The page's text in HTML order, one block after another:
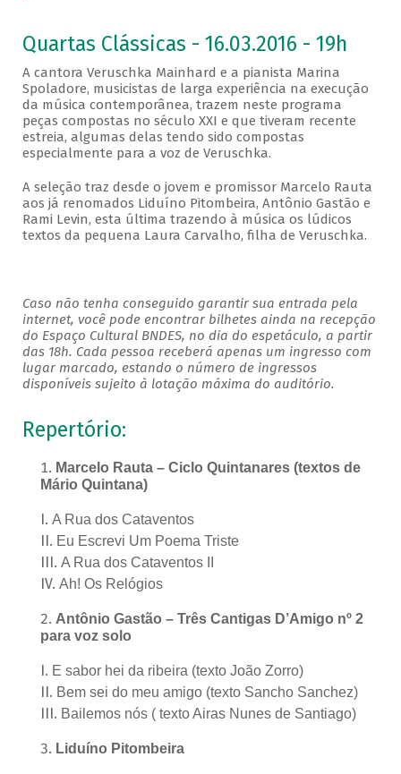
Quartas Clássicas - 16.03.2016 - 19h
A cantora Veruschka Mainhard e a pianista Marina
Spoladore, musicistas de larga experiência na execução
da música contemporânea, trazem neste programa
peças compostas no século XXI e que tiveram recente
estreia, algumas delas tendo sido compostas
especialmente para a voz de Veruschka.
A seleção traz desde o jovem e promissor Marcelo Rauta
aos já renomados Liduíno Pitombeira, Antônio Gastão e
Rami Levin, esta última trazendo à música os lúdicos
textos da pequena Laura Carvalho, filha de Veruschka.
Caso não tenha conseguido garantir sua entrada pela
internet, você pode encontrar bilhetes ainda na recepção
do Espaço Cultural BNDES, no dia do espetáculo, a partir
das 18h. Cada pessoa receberá apenas um ingresso com
lugar marcado, estando o número de ingressos
disponíveis sujeito à lotação máxima do auditório.
Repertório:
Marcelo Rauta – Ciclo Quintanares (textos de
Mário Quintana)
A Rua dos Cataventos
Eu Escrevi Um Poema Triste
A Rua dos Cataventos II
Ah! Os Relógios
Antônio Gastão – Três Cantigas D’Amigo nº 2
para voz solo
E sabor hei da ribeira (texto João Zorro)
Bem sei do meu amigo (texto Sancho Sanchez)
Bailemos nós ( texto Airas Nunes de Santiago)
Liduíno Pitombeira